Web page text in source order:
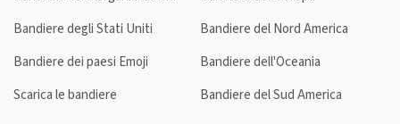
Bandiere degli Stati Uniti
Bandiere dei paesi Emoji
Scarica le bandiere
Bandiere del Nord America
Bandiere dell'Oceania
Bandiere del Sud America